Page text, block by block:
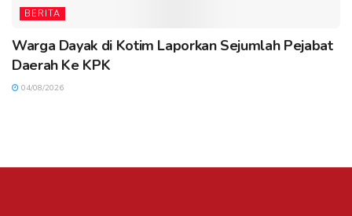
BERITA
Warga Dayak di Kotim Laporkan Sejumlah Pejabat
Daerah Ke KPK
04/08/2026